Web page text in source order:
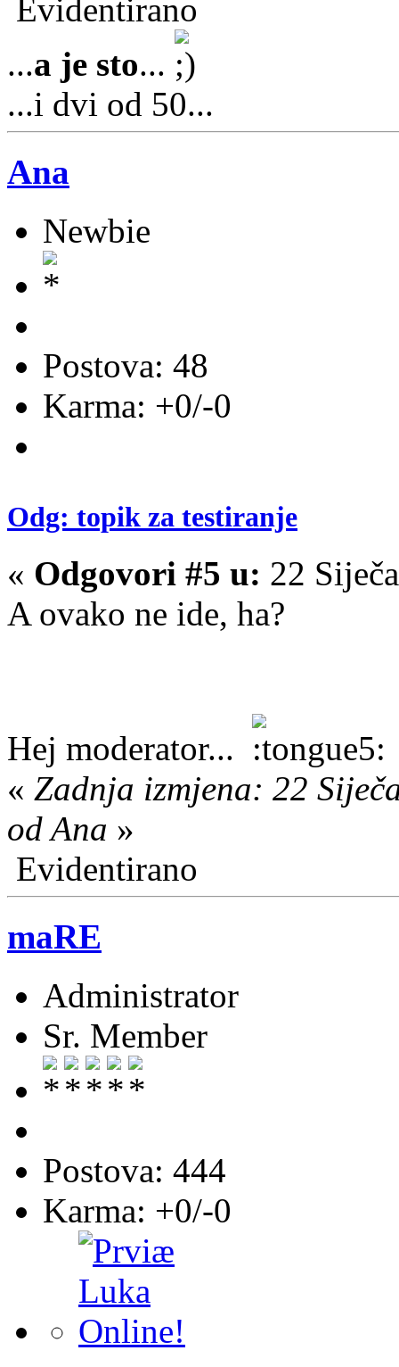
Evidentirano
...a je sto...
...i dvi od 50...
Ana
Newbie
Postova: 48
Karma: +0/-0
Odg: topik za testiranje
« Odgovori #5 u: 22
A ovako ne ide, ha?
Hej moderator...
« Zadnja izmjena: 22
od Ana »
Evidentirano
maRE
Administrator
Sr. Member
Postova: 444
Karma: +0/-0